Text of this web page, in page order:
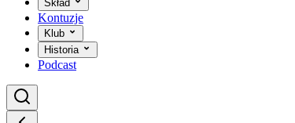
Skład
Kontuzje
Klub
Historia
Podcast